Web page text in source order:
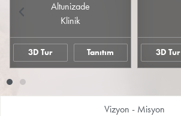
Altunizade
Klinik
3D Tur Tanıtım 3D Tur
Önceki
Vizyon - Misyon